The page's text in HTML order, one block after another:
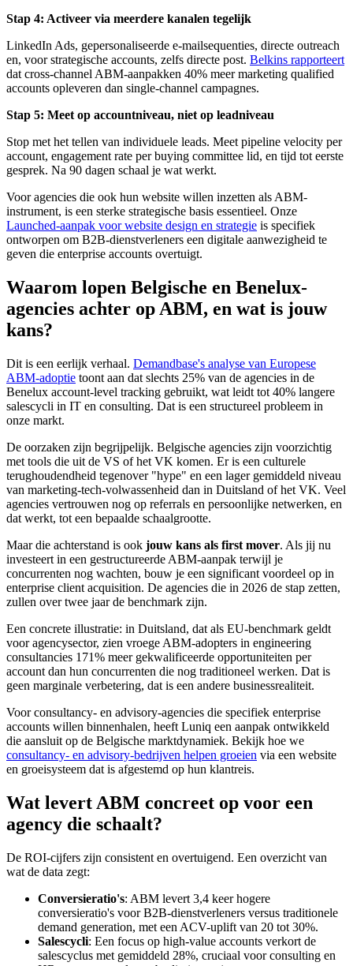
Stap 4: Activeer via meerdere kanalen tegelijk
LinkedIn Ads, gepersonaliseerde e-mailsequenties, directe outreach
en, voor strategische accounts, zelfs directe post. Belkins rapporteert
dat cross-channel ABM-aanpakken 40% meer marketing qualified
accounts opleveren dan single-channel campagnes.
Stap 5: Meet op accountniveau, niet op leadniveau
Stop met het tellen van individuele leads. Meet pipeline velocity per
account, engagement rate per buying committee lid, en tijd tot eerste
gesprek. Na 90 dagen schaal je wat werkt.
Voor agencies die ook hun website willen inzetten als ABM-
instrument, is een sterke strategische basis essentieel. Onze
Launched-aanpak voor website design en strategie is specifiek
ontworpen om B2B-dienstverleners een digitale aanwezigheid te
geven die enterprise accounts overtuigt.
Waarom lopen Belgische en Benelux-
agencies achter op ABM, en wat is jouw
kans?
Dit is een eerlijk verhaal. Demandbase's analyse van Europese
ABM-adoptie toont aan dat slechts 25% van de agencies in de
Benelux account-level tracking gebruikt, wat leidt tot 40% langere
salescycli in IT en consulting. Dat is een structureel probleem in
onze markt.
De oorzaken zijn begrijpelijk. Belgische agencies zijn voorzichtig
met tools die uit de VS of het VK komen. Er is een culturele
terughoudendheid tegenover "hype" en een lager gemiddeld niveau
van marketing-tech-volwassenheid dan in Duitsland of het VK. Veel
agencies vertrouwen nog op referrals en persoonlijke netwerken, en
dat werkt, tot een bepaalde schaalgrootte.
Maar die achterstand is ook jouw kans als first mover. Als jij nu
investeert in een gestructureerde ABM-aanpak terwijl je
concurrenten nog wachten, bouw je een significant voordeel op in
enterprise client acquisition. De agencies die in 2026 de stap zetten,
zullen over twee jaar de benchmark zijn.
Een concrete illustratie: in Duitsland, dat als EU-benchmark geldt
voor agencysector, zien vroege ABM-adopters in engineering
consultancies 171% meer gekwalificeerde opportuniteiten per
account dan hun concurrenten die nog traditioneel werken. Dat is
geen marginale verbetering, dat is een andere businessrealiteit.
Voor consultancy- en advisory-agencies die specifiek enterprise
accounts willen binnenhalen, heeft Luniq een aanpak ontwikkeld
die aansluit op de Belgische marktdynamiek. Bekijk hoe we
consultancy- en advisory-bedrijven helpen groeien via een website
en groeisysteem dat is afgestemd op hun klantreis.
Wat levert ABM concreet op voor een
agency die schaalt?
De ROI-cijfers zijn consistent en overtuigend. Een overzicht van
wat de data zegt:
Conversieratio's: ABM levert 3,4 keer hogere
conversieratio's voor B2B-dienstverleners versus traditionele
demand generation, met een ACV-uplift van 20 tot 30%.
Salescycli: Een focus op high-value accounts verkort de
salescyclus met gemiddeld 28%, cruciaal voor consulting en